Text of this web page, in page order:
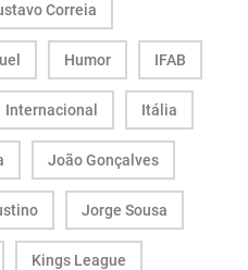
Correia
Humor IFAB
Internacional Itália
João Gonçalves
Jorge Sousa
Kings League